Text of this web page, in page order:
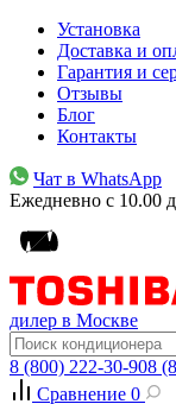
Установка
Доставка и
Гарантия и
Отзывы
Блог
Контакты
Чат в WhatsApp
Ежедневно с 10.00
дилер в Москве
8 (800) 222-30-908
Сравнение 0